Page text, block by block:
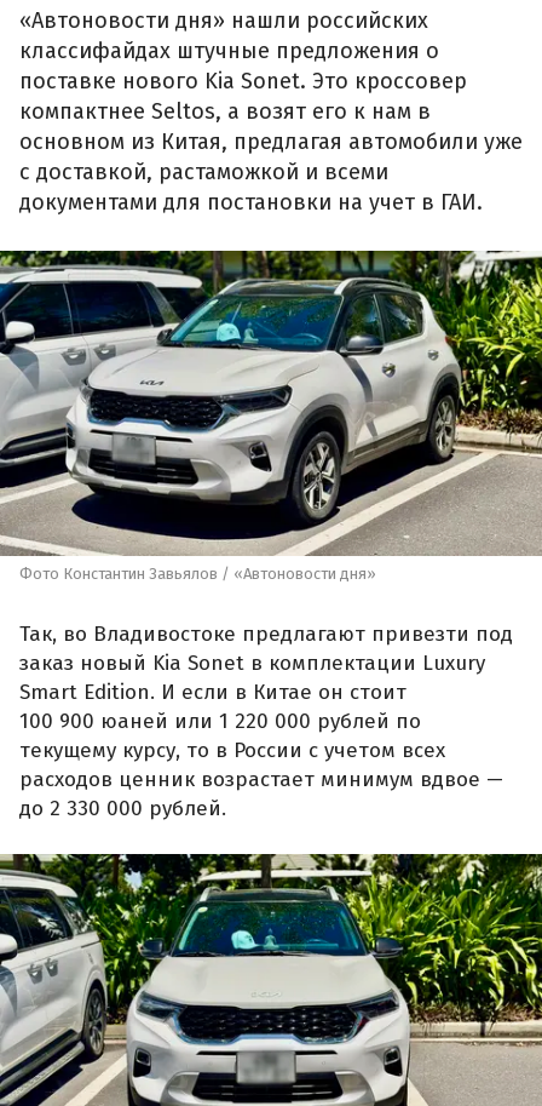
«Автоновости дня» нашли российских
классифайдах штучные предложения о
поставке нового Kia Sonet. Это кроссовер
компактнее Seltos, а возят его к нам в
основном из Китая, предлагая автомобили уже
с доставкой, растаможкой и всеми
документами для постановки на учет в ГАИ.
Фото Константин Завьялов / «Автоновости дня»
Так, во Владивостоке предлагают привезти под
заказ новый Kia Sonet в комплектации Luxury
Smart Edition. И если в Китае он стоит
100 900 юаней или 1 220 000 рублей по
текущему курсу, то в России с учетом всех
расходов ценник возрастает минимум вдвое —
до 2 330 000 рублей.